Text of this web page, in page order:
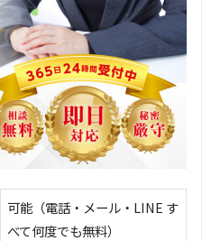
可能（電話・メール・LINE す
べて何度でも無料）